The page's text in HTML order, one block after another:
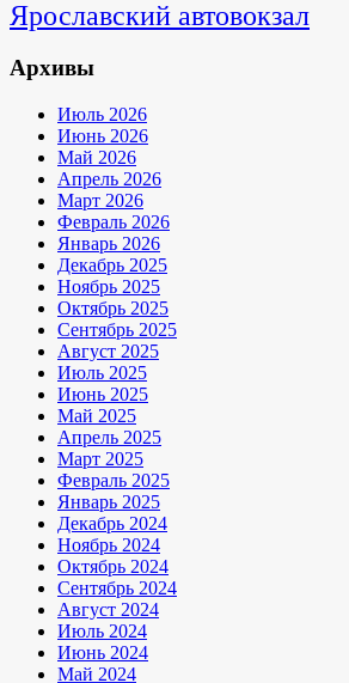
Ярославский автовокзал
Архивы
Июль 2026
Июнь 2026
Май 2026
Апрель 2026
Март 2026
Февраль 2026
Январь 2026
Декабрь 2025
Ноябрь 2025
Октябрь 2025
Сентябрь 2025
Август 2025
Июль 2025
Июнь 2025
Май 2025
Апрель 2025
Март 2025
Февраль 2025
Январь 2025
Декабрь 2024
Ноябрь 2024
Октябрь 2024
Сентябрь 2024
Август 2024
Июль 2024
Июнь 2024
Май 2024